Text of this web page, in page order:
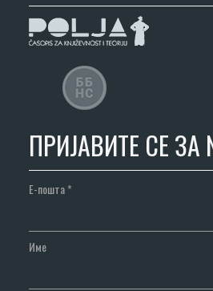
ПРИЈАВИТЕ СЕ ЗА
Е-пошта*
Име